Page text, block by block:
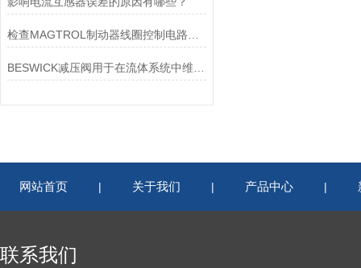
网站首页 | 关于我们 | 产品中心 |
联系我们